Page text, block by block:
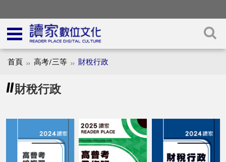
首頁 高考/三等 財稅行政
財稅行政